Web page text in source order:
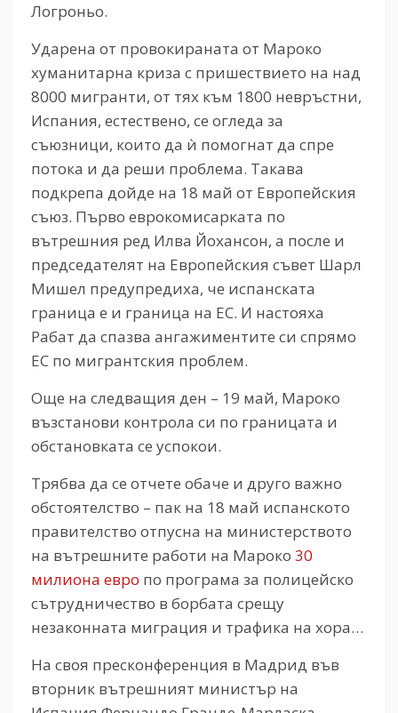
Логроньо.
Ударена от провокираната от Мароко
хуманитарна криза с пришествието на над
8000 мигранти, от тях към 1800 невръстни,
Испания, естествено, се огледа за
съюзници, които да ѝ помогнат да спре
потока и да реши проблема. Такава
подкрепа дойде на 18 май от Европейския
съюз. Първо еврокомисарката по
вътрешния ред Илва Йохансон, а после и
председателят на Европейския съвет Шарл
Мишел предупредиха, че испанската
граница е и граница на ЕС. И настояха
Рабат да спазва ангажиментите си спрямо
ЕС по мигрантския проблем.
Още на следващия ден – 19 май, Мароко
възстанови контрола си по границата и
обстановката се успокои.
Трябва да се отчете обаче и друго важно
обстоятелство – пак на 18 май испанското
правителство отпусна на министерството
на вътрешните работи на Мароко 30
милиона евро по програма за полицейско
сътрудничество в борбата срещу
незаконната миграция и трафика на хора…
На своя пресконференция в Мадрид във
вторник вътрешният министър на